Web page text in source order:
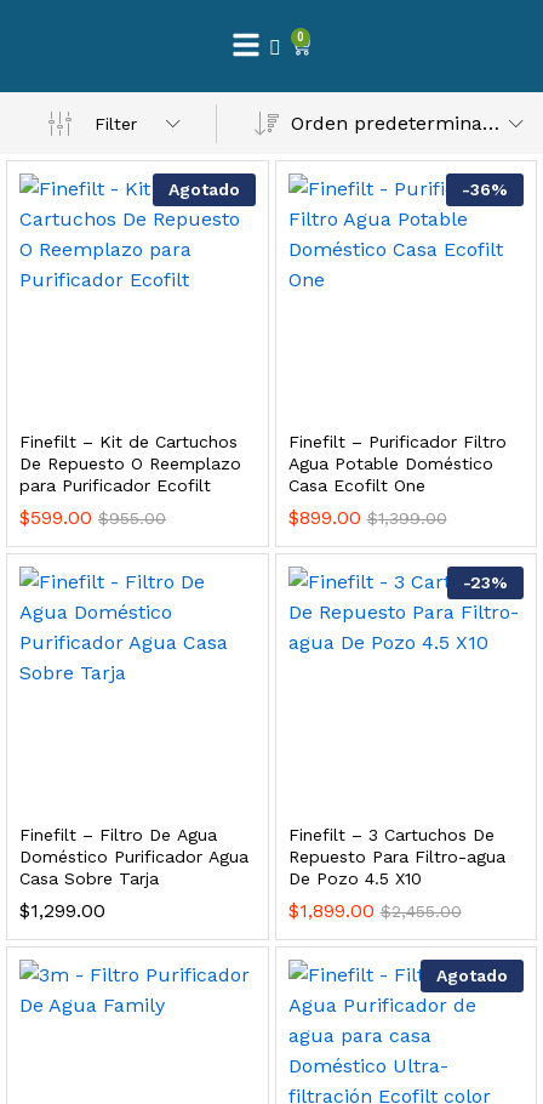
0
Filter Orden predeterminado
Agotado
Finefilt – Kit de Cartuchos
De Repuesto O Reemplazo
para Purificador Ecofilt
$599.00 $955.00
-36%
Finefilt – Purificador Filtro
Agua Potable Doméstico
Casa Ecofilt One
$899.00 $1,399.00
Finefilt – Filtro De Agua
Doméstico Purificador Agua
Casa Sobre Tarja
$1,299.00
-23%
Finefilt – 3 Cartuchos De
Repuesto Para Filtro-agua
De Pozo 4.5 X10
$1,899.00 $2,455.00
Agotado
– Máxima Calidad En Filtración
3,900.00
al carrito
al carrito
Esterilizador UV 25 Watts 4 Pines
999.00
al carrito
2,899.00
de Agua | Repuesto (con Polifosfatos)